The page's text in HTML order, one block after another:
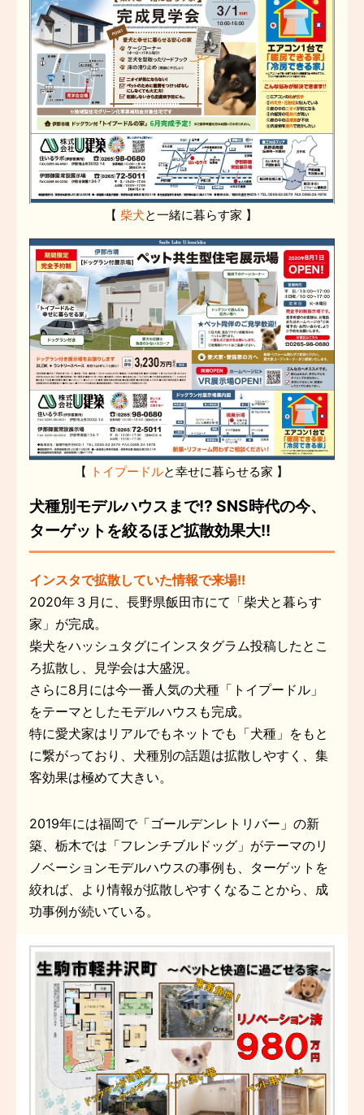
犬種別モデルハウスまで!? SNS時代の今、
ターゲットを絞るほど拡散効果大!!
インスタで拡散していた情報で来場!!
2020年３月に、長野県飯田市にて「柴犬と暮らす
家」が完成。
柴犬をハッシュタグにインスタグラム投稿したとこ
ろ拡散し、見学会は大盛況。
さらに8月には今一番人気の犬種「トイプードル」
をテーマとしたモデルハウスも完成。
特に愛犬家はリアルでもネットでも「犬種」をもと
に繋がっており、犬種別の話題は拡散しやすく、集
客効果は極めて大きい。
2019年には福岡で「ゴールデンレトリバー」の新
築、栃木では「フレンチブルドッグ」がテーマのリ
ノベーションモデルハウスの事例も、ターゲットを
絞れば、より情報が拡散しやすくなることから、成
功事例が続いている。